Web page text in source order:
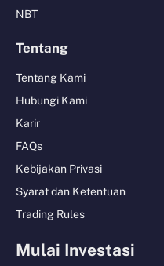
NBT
Tentang
Tentang Kami
Hubungi Kami
Karir
FAQs
Kebijakan Privasi
Syarat dan Ketentuan
Trading Rules
Mulai Investasi